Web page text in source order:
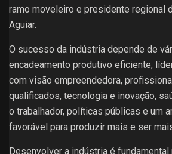
ramo moveleiro e presidente regional
Aguiar.
O sucesso da indústria depende de
encadeamento produtivo eficiente,
com visão empreendedora,
qualificados, tecnologia e inovação,
o trabalhador, políticas públicas e um
favorável para produzir mais e ser
Desenvolver a indústria é fundamental